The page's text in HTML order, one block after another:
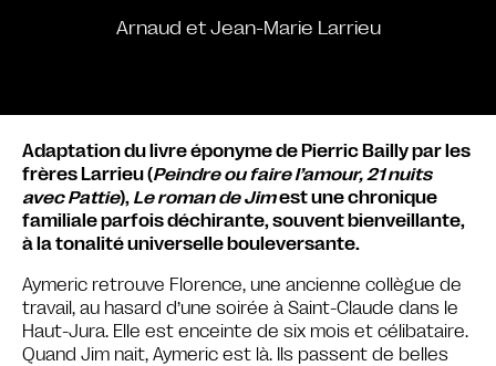
Arnaud et Jean-Marie Larrieu
Adaptation du livre éponyme de Pierric Bailly par les
frères Larrieu (Peindre ou faire l’amour, 21 nuits
avec Pattie), Le roman de Jimest une chronique
familiale parfois déchirante, souvent bienveillante,
à la tonalité universelle bouleversante.
Aymeric retrouve Florence, une ancienne collègue de
travail, au hasard d’une soirée à Saint-Claude dans le
Haut-Jura. Elle est enceinte de six mois et célibataire.
Quand Jim nait, Aymeric est là. Ils passent de belles